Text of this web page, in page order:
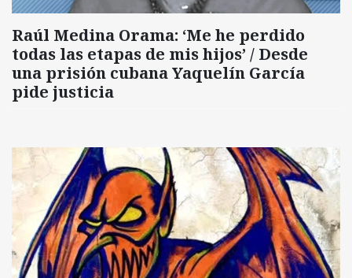
Raúl Medina Orama: ‘Me he perdido
todas las etapas de mis hijos’ / Desde
una prisión cubana Yaquelín García
pide justicia